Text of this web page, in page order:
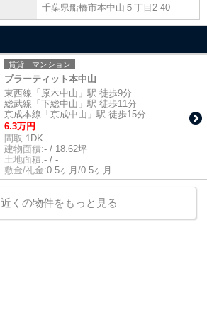
千葉県船橋市本中山５丁目2-40
賃貸｜マンション
プラーティット本中山
東西線「原木中山」駅 徒歩9分
総武線「下総中山」駅 徒歩11分
京成本線「京成中山」駅 徒歩15分
6.3万円
間取:1DK
建物面積:- / 18.62坪
土地面積:- / -
敷金/礼金:0.5ヶ月/0.5ヶ月
近くの物件をもっと見る